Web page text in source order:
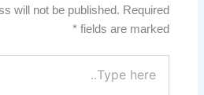
will not be published. Required
fields are marked
*
here..